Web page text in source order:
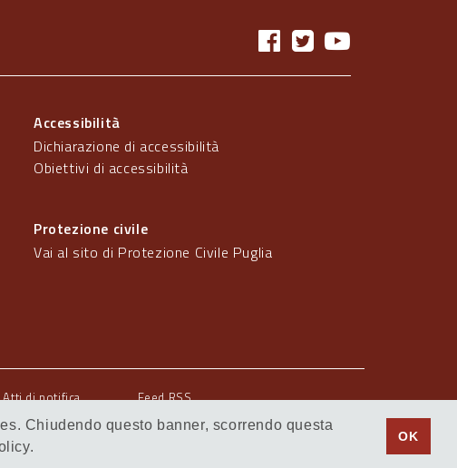
Chiudendo questo banner, scorrendo questa
OK
Accessibilità
Dichiarazione di accessibilità
Obiettivi di accessibilità
Protezione civile
Vai al sito di Protezione Civile Puglia
Atti di notifica
Feed RSS
© Regione Puglia